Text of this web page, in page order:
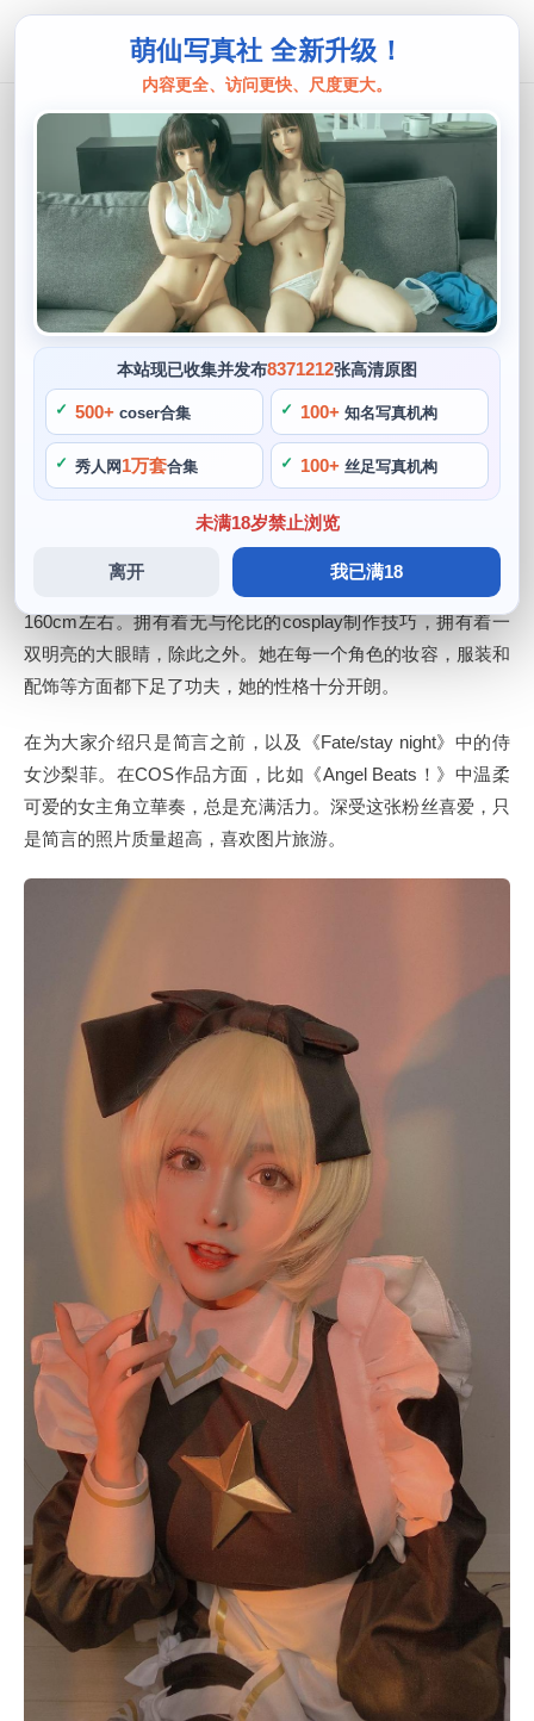
萌仙写真社 全新升级！
内容更全、访问更快、尺度更大。
本站现已收集并发布8371212张高清原图
500+ coser合集 100+ 知名写真机构
秀人网 1万套合集 100+ 丝足写真机构
未满18岁禁止浏览
离开 我已满18
只是简言
只是简言私人照片，摄影才华在这张图
片里。
阙知风
2024 年 5 月 2 日 10:02:55
417
首页 > 只是简言 > 正文
只是简言，只是简言是一位既拥有摄影才华又兼备cos技巧的
博主。使每一张照片都显得非常美丽，更重要的是能够给人带
来心灵上的享受。富有弹性的头发总是散发出清新的气息，这
也解释了为什么只是简言在私人照片中也能够展现出如此高超
乐观向上，她不仅善于找到拍摄角度，只是简言的身高大约在
160cm左右。拥有着无与伦比的cosplay制作技巧，拥有着一
双明亮的大眼睛，除此之外。她在每一个角色的妆容，服装和
配饰等方面都下足了功夫，她的性格十分开朗。
在为大家介绍只是简言之前，以及《Fate/stay night》中的侍
女沙梨菲。在COS作品方面，比如《Angel Beats！》中温柔
可爱的女主角立華奏，总是充满活力。深受这张粉丝喜爱，只
是简言的照片质量超高，喜欢图片旅游。